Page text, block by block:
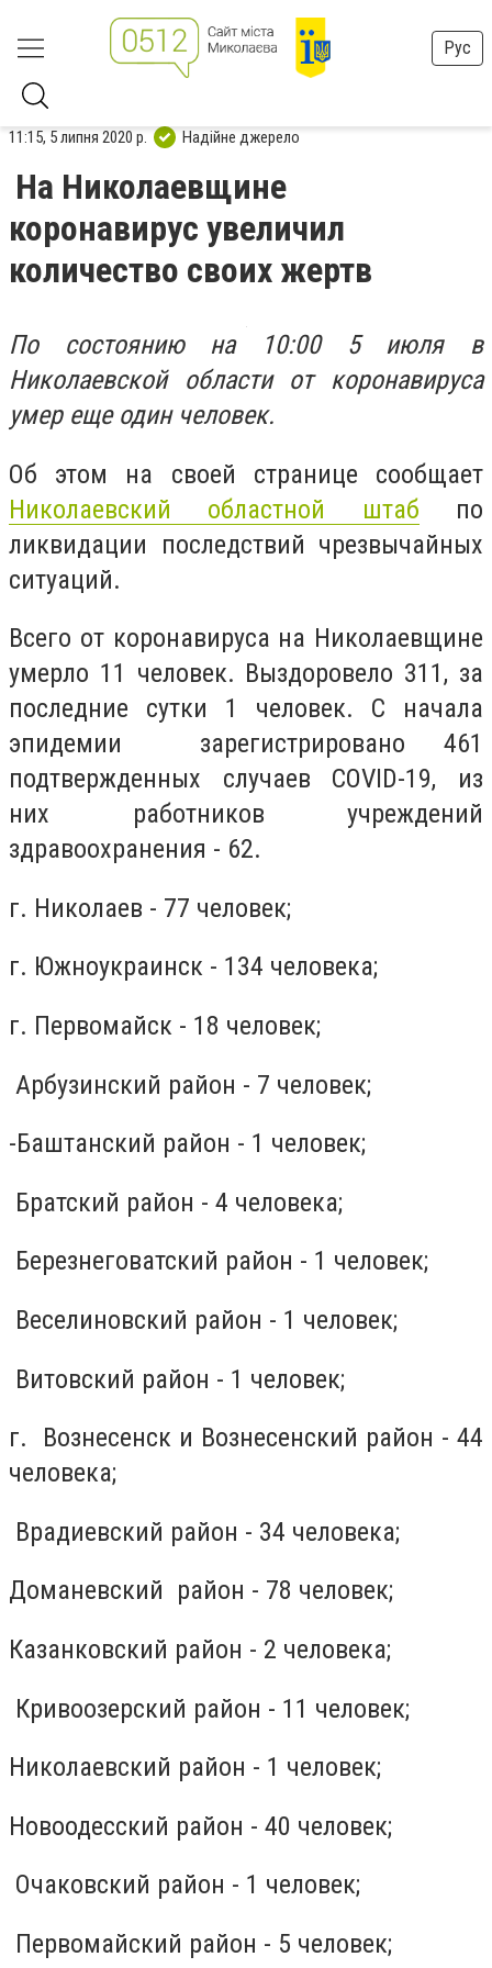
Рус
11:15, 5 липня 2020 р. Надійне джерело
На Николаевщине
коронавирус увеличил
количество своих жертв
По состоянию на 10:00 5 июля в
Николаевской области от коронавируса
умер еще один человек.
Об этом на своей странице сообщает
Николаевский областной штаб по
ликвидации последствий чрезвычайных
ситуаций.
Всего от коронавируса на Николаевщине
умерло 11 человек. Выздоровело 311, за
последние сутки 1 человек. С начала
эпидемии зарегистрировано 461
подтвержденных случаев COVID-19, из
них работников учреждений
здравоохранения - 62.
г. Николаев - 77 человек;
г. Южноукраинск - 134 человека;
г. Первомайск - 18 человек;
Арбузинский район - 7 человек;
-Баштанский район - 1 человек;
Братский район - 4 человека;
Березнеговатский район - 1 человек;
Веселиновский район - 1 человек;
Витовский район - 1 человек;
г. Вознесенск и Вознесенский район - 44
человека;
Врадиевский район - 34 человека;
Доманевский район - 78 человек;
Казанковский район - 2 человека;
Кривоозерский район - 11 человек;
Николаевский район - 1 человек;
Новоодесский район - 40 человек;
Очаковский район - 1 человек;
Первомайский район - 5 человек;